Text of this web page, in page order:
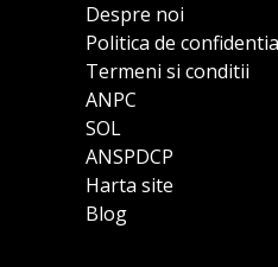
Despre noi
Politica de
Termeni si conditii
ANPC
SOL
ANSPDCP
Harta site
Blog